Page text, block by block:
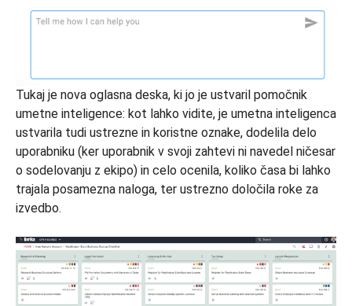
Tukaj je nova oglasna deska, ki jo je ustvaril pomočnik
umetne inteligence: kot lahko vidite, je umetna inteligenca
ustvarila tudi ustrezne in koristne oznake, dodelila delo
uporabniku (ker uporabnik v svoji zahtevi ni navedel ničesar
o sodelovanju z ekipo) in celo ocenila, koliko časa bi lahko
trajala posamezna naloga, ter ustrezno določila roke za
izvedbo.